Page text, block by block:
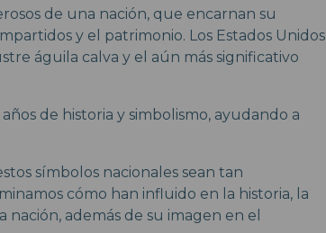
de una nación, que encarnan su
y el patrimonio. Los Estados Unidos
águila calva y el aún más significativo
de historia y simbolismo, ayudando a
símbolos nacionales sean tan
cómo han influido en la historia, la
además de su imagen en el